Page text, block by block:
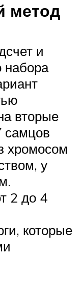
метод
и
набора
вторые
самцов
хромосом
у
2 до 4
которые